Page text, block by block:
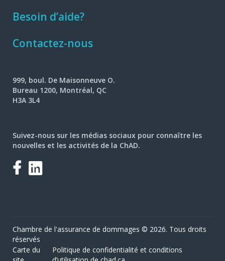
Besoin d’aide?
Contactez-nous
999, boul. De Maisonneuve O.
Bureau 1200, Montréal, QC
H3A 3L4
Suivez-nous sur les médias sociaux pour connaître les
nouvelles et les activités de la ChAD.
Facebook
LinkedIn
Chambre de l'assurance de dommages © 2026. Tous droits
réservés
Carte du
Politique de confidentialité et conditions